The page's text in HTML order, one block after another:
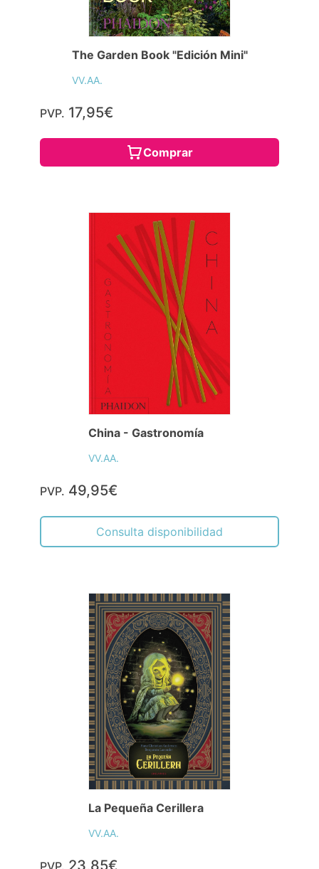
The Garden Book "Edición Mini"
VV.AA.
PVP. 17,95€
Comprar
China - Gastronomía
VV.AA.
PVP. 49,95€
Consulta disponibilidad
La Pequeña Cerillera
VV.AA.
PVP. 23,85€